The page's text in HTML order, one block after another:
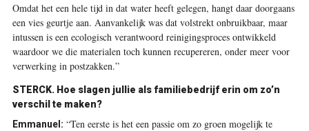
Omdat het een hele tijd in dat water heeft gelegen, hangt daar doorgaans
een vies geurtje aan. Aanvankelijk was dat volstrekt onbruikbaar, maar
intussen is een ecologisch verantwoord reinigingsproces ontwikkeld
waardoor we die materialen toch kunnen recupereren, onder meer voor
verwerking in postzakken.”
STERCK. Hoe slagen jullie als familiebedrijf erin om zo’n
verschil te maken?
Emmanuel: “Ten eerste is het een passie om zo groen mogelijk te